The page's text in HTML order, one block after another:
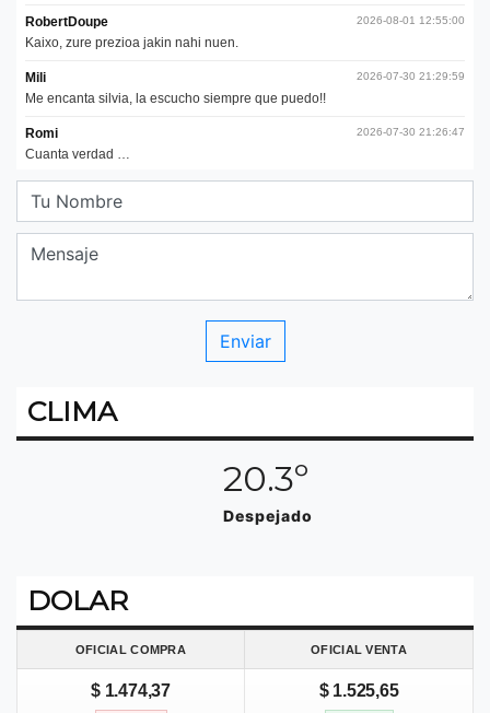
CLIMA
20.3º
Despejado
DOLAR
OFICIAL COMPRA OFICIAL VENTA
$ 1.474,37 $ 1.525,65